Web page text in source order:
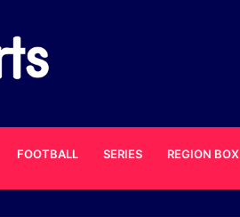
FOOTBALL SERIES REGION BOX